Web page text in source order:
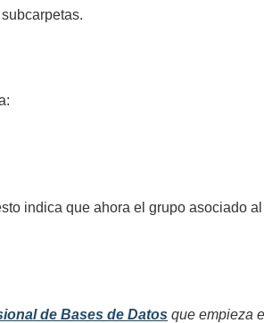
indica que ahora el grupo asociado
de Bases de Datos que empieza